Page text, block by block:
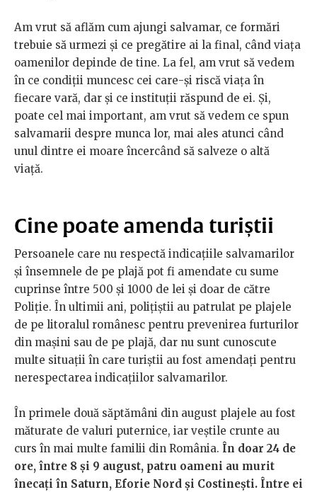
Am vrut să aflăm cum ajungi salvamar, ce formări
trebuie să urmezi și ce pregătire ai la final, când viața
oamenilor depinde de tine. La fel, am vrut să vedem
în ce condiții muncesc cei care-și riscă viața în
fiecare vară, dar și ce instituții răspund de ei. Și,
poate cel mai important, am vrut să vedem ce spun
salvamarii despre munca lor, mai ales atunci când
unul dintre ei moare încercând să salveze o altă
viață.
Cine poate amenda turiștii
Persoanele care nu respectă indicațiile salvamarilor
și însemnele de pe plajă pot fi amendate cu sume
cuprinse între 500 și 1000 de lei și doar de către
Poliție. În ultimii ani, polițiștii au patrulat pe plajele
de pe litoralul românesc pentru prevenirea furturilor
din mașini sau de pe plajă, dar nu sunt cunoscute
multe situații în care turiștii au fost amendați pentru
nerespectarea indicațiilor salvamarilor.
În primele două săptămâni din august plajele au fost
măturate de valuri puternice, iar veștile crunte au
curs în mai multe familii din România. În doar 24 de
ore, între 8 și 9 august, patru oameni au murit
înecați în Saturn, Eforie Nord și Costinești. Între ei